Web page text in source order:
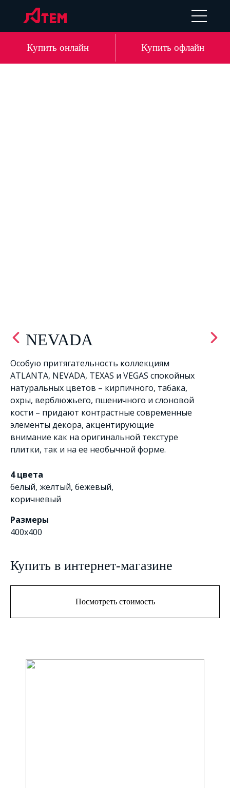
DE LV
Купить онлайн Купить офлайн
NEVADA
Особую притягательность коллекциям
ATLANTA, NEVADA, TEXAS и VEGAS спокойных
натуральных цветов – кирпичного, табака,
охры, верблюжьего, пшеничного и слоновой
кости – придают контрастные современные
элементы декора, акцентирующие
внимание как на оригинальной текстуре
плитки, так и на ее необычной форме.
4 цвета
белый, желтый, бежевый,
коричневый
Размеры
400х400
Купить в интернет-магазине
Посмотреть стоимость